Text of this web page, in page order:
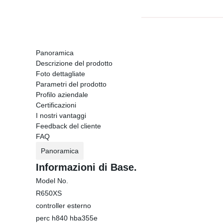
Panoramica
Descrizione del prodotto
Foto dettagliate
Parametri del prodotto
Profilo aziendale
Certificazioni
I nostri vantaggi
Feedback del cliente
FAQ
Panoramica
Informazioni di Base.
Model No.
R650XS
controller esterno
perc h840 hba355e